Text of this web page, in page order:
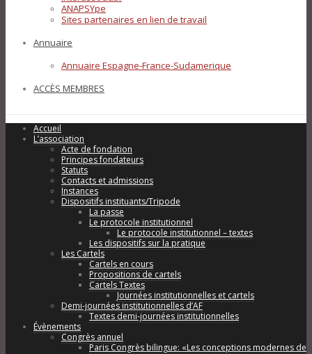
ANAPSYpe
Sites partenaires en lien de travail
Annuaire
Annuaire Espagne-France-Sudamerique
ACCÈS MEMBRES
Accueil
L’association
Acte de fondation
Principes fondateurs
Statuts
Contacts et admissions
Instances
Dispositifs instituants/Tripode
La passe
Le protocole institutionnel
Le protocole institutionnel – textes
Les dispositifs sur la pratique
Les Cartels
Cartels en cours
Propositions de cartels
Cartels Textes
Journées institutionnelles et cartels
Demi-journées institutionnelles d’AF
Textes demi-journées institutionnelles
Évènements
Congrès annuel
Paris Congrès bilingue: «Les conceptions modernes de